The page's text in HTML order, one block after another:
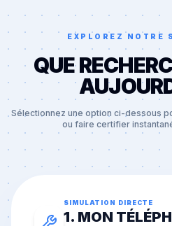
EXPLOREZ NOTRE
QUE
Sélectionnez une option ci-dessous
ou faire certifier
SIMULATION DIRECTE
1. MON